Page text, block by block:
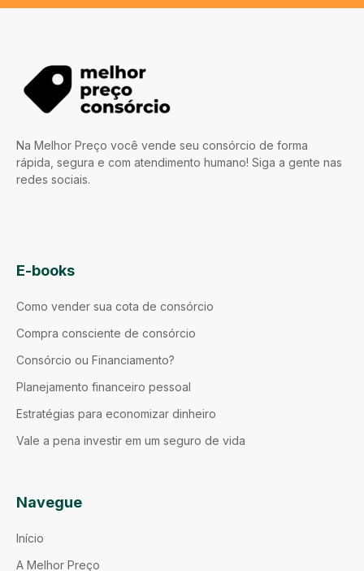
Na Melhor Preço você vende seu consórcio de forma
rápida, segura e com atendimento humano! Siga a gente nas
redes sociais.
E-books
Como vender sua cota de consórcio
Compra consciente de consórcio
Consórcio ou Financiamento?
Planejamento financeiro pessoal
Estratégias para economizar dinheiro
Vale a pena investir em um seguro de vida
Navegue
Início
A Melhor Preço